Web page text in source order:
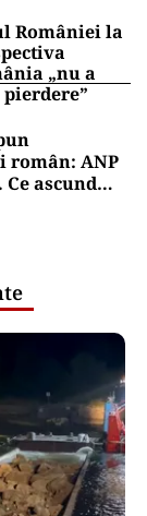
României la
„nu a
ANP
ascund